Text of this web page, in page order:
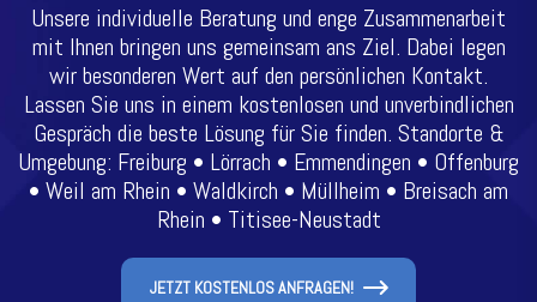
Unsere individuelle Beratung und enge Zusammenarbeit
mit Ihnen bringen uns gemeinsam ans Ziel. Dabei legen
wir besonderen Wert auf den persönlichen Kontakt.
Lassen Sie uns in einem kostenlosen und unverbindlichen
Gespräch die beste Lösung für Sie finden. Standorte &
Umgebung: Freiburg • Lörrach • Emmendingen • Offenburg
• Weil am Rhein • Waldkirch • Müllheim • Breisach am
Rhein • Titisee-Neustadt
JETZT KOSTENLOS ANFRAGEN!